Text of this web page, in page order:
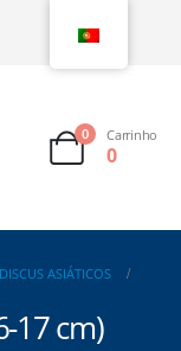
0 Carrinho
0
DISCUS ASIÁTICOS
17 cm)